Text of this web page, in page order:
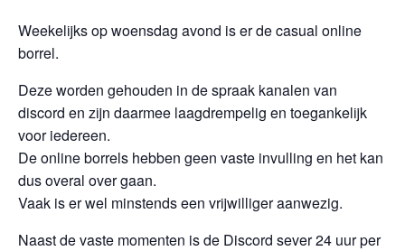
Weekelijks op woensdag avond is er de casual online
borrel.
Deze worden gehouden in de spraak kanalen van
discord en zijn daarmee laagdrempelig en toegankelijk
voor iedereen.
De online borrels hebben geen vaste invulling en het kan
dus overal over gaan.
Vaak is er wel minstends een vrijwilliger aanwezig.
Naast de vaste momenten is de Discord sever 24 uur per